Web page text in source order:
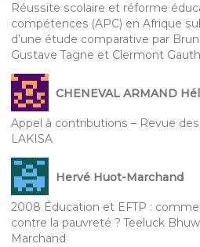
Réussite scolaire et réforme
compétences (APC) en Afrique
d’une étude comparative par
Gustave Tagne et Clermont
CHENEVAL ARMAND
Appel à contributions – Revue
LAKISA
Hervé Huot-Marchand
2008 Éducation et EFTP :
contre la pauvreté ? Teeluck
Marchand